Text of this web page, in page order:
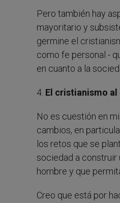
Pero también hay
mayoritario y
germine el
como fe personal -
en cuanto a la
4. El cristianismo
No es cuestión en
cambios, en
los retos que se
sociedad a construir
hombre y que
Creo que está por